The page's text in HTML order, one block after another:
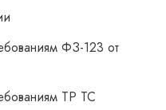
ФЗ-123 от
ТР ТС